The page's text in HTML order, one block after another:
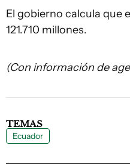
El gobierno calcula que
121.710 millones.
(Con información de
TEMAS
Ecuador